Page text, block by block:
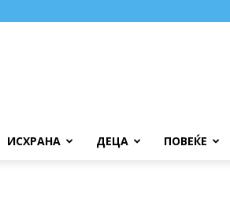
ИСХРАНА ДЕЦА ПОВЕЌЕ